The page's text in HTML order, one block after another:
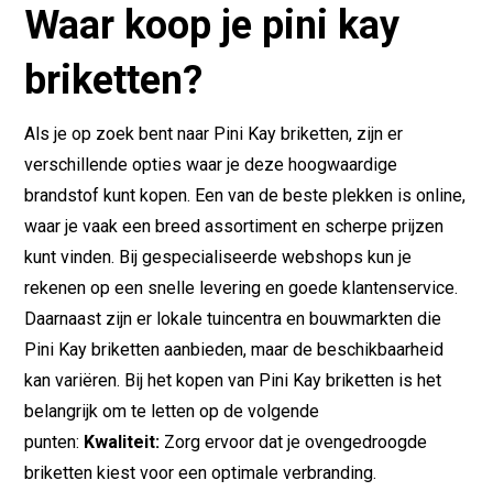
Waar koop je pini kay
briketten?
Als je op zoek bent naar Pini Kay briketten, zijn er
verschillende opties waar je deze hoogwaardige
brandstof kunt kopen. Een van de beste plekken is online,
waar je vaak een breed assortiment en scherpe prijzen
kunt vinden. Bij gespecialiseerde webshops kun je
rekenen op een snelle levering en goede klantenservice.
Daarnaast zijn er lokale tuincentra en bouwmarkten die
Pini Kay briketten aanbieden, maar de beschikbaarheid
kan variëren. Bij het kopen van Pini Kay briketten is het
belangrijk om te letten op de volgende
punten: Kwaliteit: Zorg ervoor dat je ovengedroogde
briketten kiest voor een optimale verbranding.